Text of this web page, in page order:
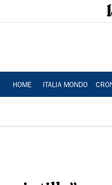
HOME ITALIA MONDO